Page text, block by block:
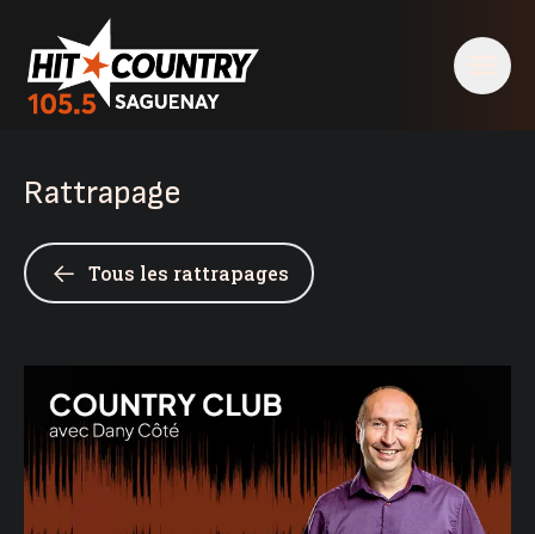
Rattrapage
Tous les rattrapages